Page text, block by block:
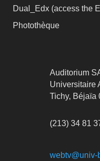
Dual_Edx (access the
Photothèque
Auditorium
Universitaire
Tichy, Béjaïa
(213) 34 81
webtv@univ-